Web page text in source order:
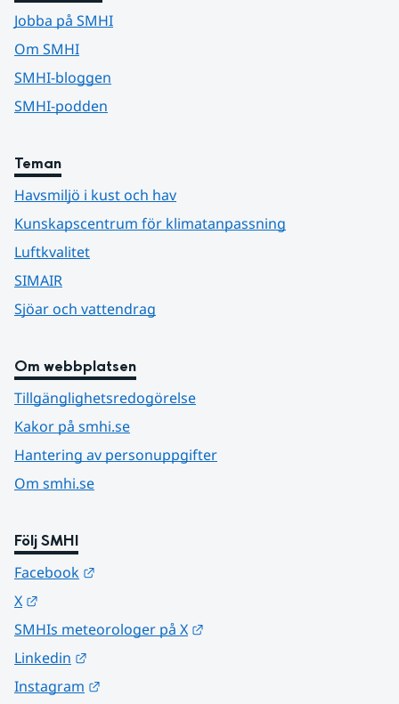
Jobba på SMHI
Om SMHI
SMHI-bloggen
SMHI-podden
Teman
Havsmiljö i kust och hav
Kunskapscentrum för klimatanpassning
Luftkvalitet
SIMAIR
Sjöar och vattendrag
Om webbplatsen
Tillgänglighetsredogörelse
Kakor på smhi.se
Hantering av personuppgifter
Om smhi.se
Följ SMHI
Facebook
X
SMHIs meteorologer på X
Linkedin
Instagram